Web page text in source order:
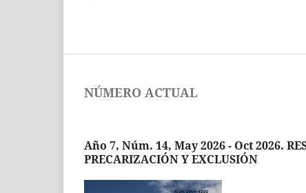
NÚMERO ACTUAL
Año 7, Núm. 14, May 2026 - Oct 2026.
PRECARIZACIÓN Y EXCLUSIÓN